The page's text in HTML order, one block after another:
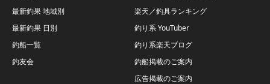
最新釣果 地域別
最新釣果 日別
釣船一覧
釣友会
楽天／釣具ランキング
釣り系 YouTuber
釣り系楽天ブログ
釣船掲載のご案内
広告掲載のご案内